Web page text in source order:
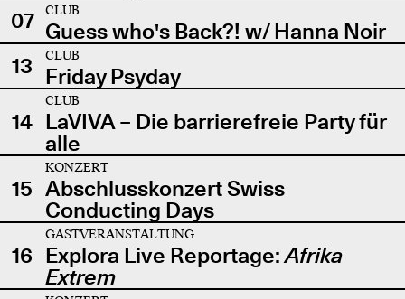
07
CLUB
Guess who's Back?! w/ Hanna Noir
13
CLUB
Friday Psyday
14
CLUB
LaVIVA – Die barrierefreie Party für
alle
15
KONZERT
Abschlusskonzert Swiss
Conducting Days
16
GASTVERANSTALTUNG
Explora Live Reportage:Afrika
Extrem